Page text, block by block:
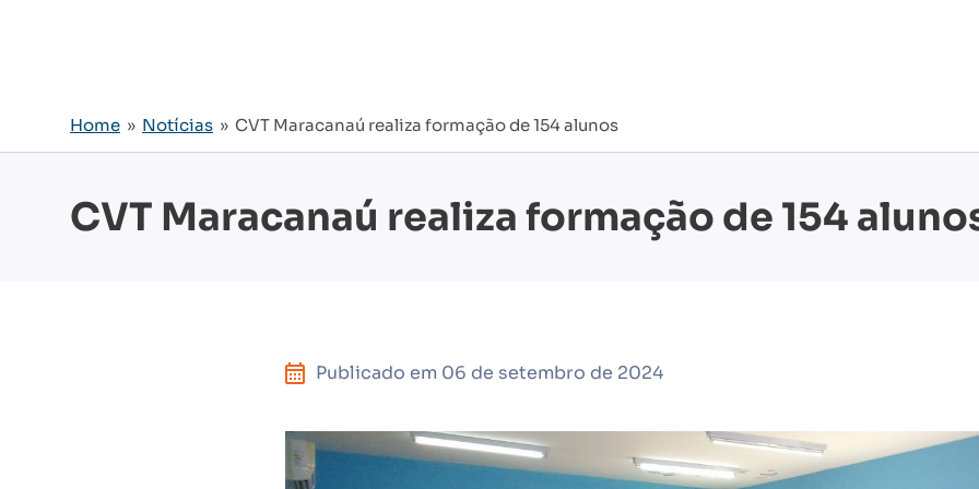
Home » Notícias » CVT Maracanaú realiza formação de 154 alunos
CVT Maracanaú realiza formação de 154
Publicado em 06 de setembro de 2024